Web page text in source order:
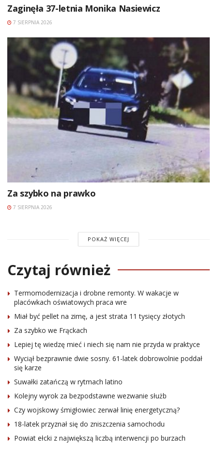
Zaginęła 37-letnia Monika Nasiewicz
7 SIERPNIA 2026
Za szybko na prawko
7 SIERPNIA 2026
POKAŻ WIĘCEJ
Czytaj również
Termomodernizacja i drobne remonty. W wakacje w
placówkach oświatowych praca wre
Miał być pellet na zimę, a jest strata 11 tysięcy złotych
Za szybko we Frąckach
Lepiej tę wiedzę mieć i niech się nam nie przyda w praktyce
Wyciął bezprawnie dwie sosny. 61-latek dobrowolnie poddał
się karze
Suwałki zatańczą w rytmach latino
Kolejny wyrok za bezpodstawne wezwanie służb
Czy wojskowy śmigłowiec zerwał linię energetyczną?
18-latek przyznał się do zniszczenia samochodu
Powiat ełcki z największą liczbą interwencji po burzach